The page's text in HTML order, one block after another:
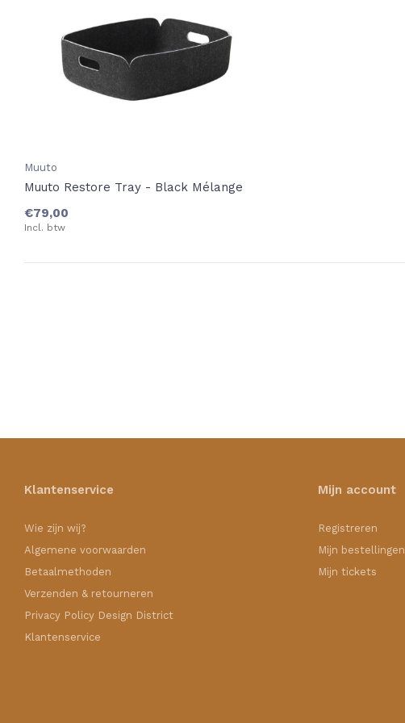
Muuto
Muuto Restore Tray - Black Mélange
€79,00
Incl. btw
Klantenservice
Wie zijn wij?
Algemene voorwaarden
Betaalmethoden
Verzenden & retourneren
Privacy Policy Design District
Klantenservice
Mijn account
Registreren
Mijn bestellingen
Mijn tickets